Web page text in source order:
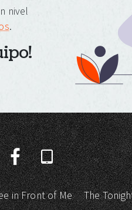
nivel
.
in Front of Me
The